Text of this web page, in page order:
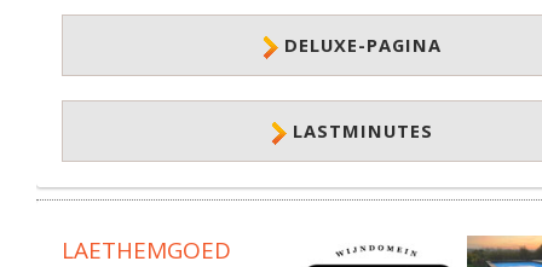
DELUXE-PAGINA
LASTMINUTES
LAETHEMGOED